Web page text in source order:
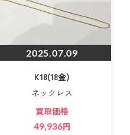
2025.07.09
K18(18金)
ネックレス
買取価格
49,936円